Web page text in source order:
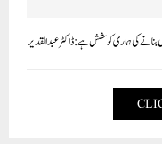
بنانے کی ہماری کوشش ہے:ڈاکٹرعبدالقدیر